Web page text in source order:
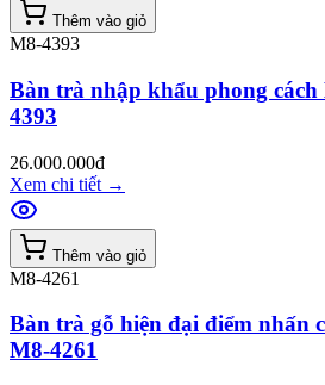
Thêm vào giỏ
M8-4393
Bàn trà nhập khẩu phong cách
4393
26.000.000đ
Xem chi tiết →
Thêm vào giỏ
M8-4261
Bàn trà gỗ hiện đại điểm nhấn
M8-4261